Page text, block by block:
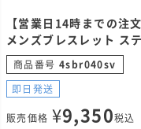
【営業日14時までの注
メンズブレスレット ス
商品番号 4sbr040sv
即日発送
販売価格 ¥9,350税込